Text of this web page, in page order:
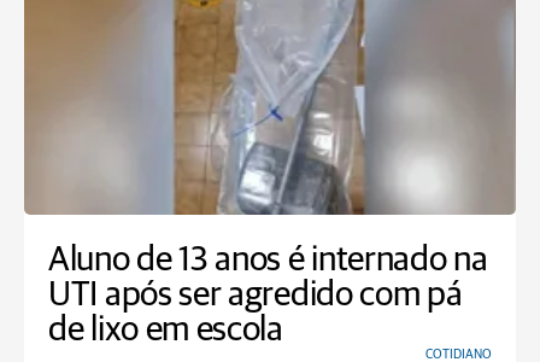
Aluno de 13 anos é internado na
UTI após ser agredido com pá
de lixo em escola
COTIDIANO